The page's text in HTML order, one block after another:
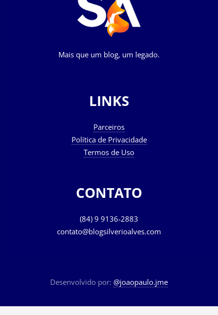
Mais que um blog, um legado.
LINKS
Parceiros
Política de Privacidade
Termos de Uso
CONTATO
(84) 9 9136-2883
contato@blogsilverioalves.com
Desenvolvido por: @joaopaulo.jme